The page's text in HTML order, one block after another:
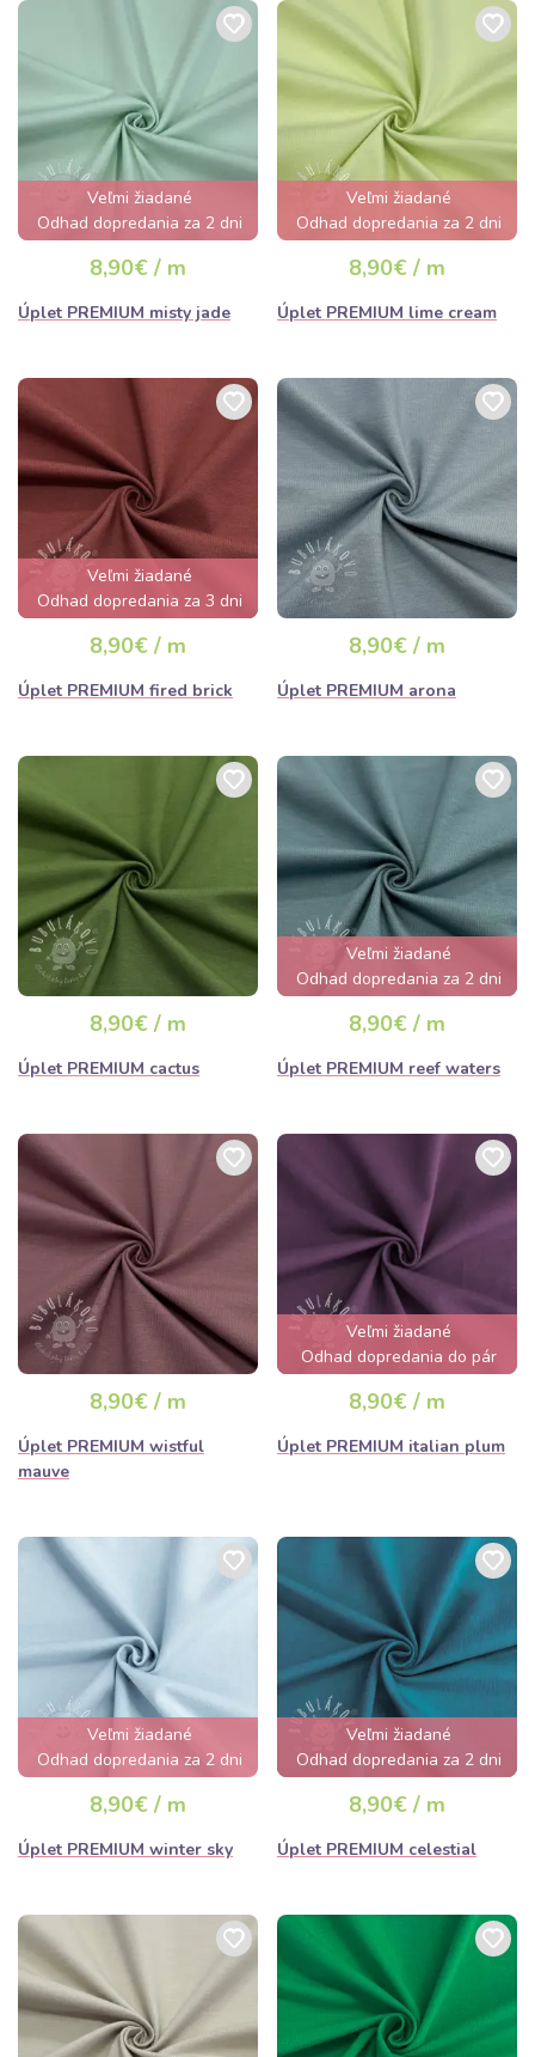
Veľmi žiadané
Odhad dopredania za 2 dni
8,90€ / m
Úplet PREMIUM misty jade
Veľmi žiadané
Odhad dopredania za 2 dni
8,90€ / m
Úplet PREMIUM lime cream
Veľmi žiadané
Odhad dopredania za 3 dni
8,90€ / m
Úplet PREMIUM fired brick
8,90€ / m
Úplet PREMIUM arona
8,90€ / m
Úplet PREMIUM cactus
Veľmi žiadané
Odhad dopredania za 2 dni
8,90€ / m
Úplet PREMIUM reef waters
8,90€ / m
Úplet PREMIUM wistful
mauve
Veľmi žiadané
Odhad dopredania do pár
hodín
8,90€ / m
Úplet PREMIUM italian plum
Veľmi žiadané
Odhad dopredania za 2 dni
8,90€ / m
Úplet PREMIUM winter sky
Veľmi žiadané
Odhad dopredania za 2 dni
8,90€ / m
Úplet PREMIUM celestial